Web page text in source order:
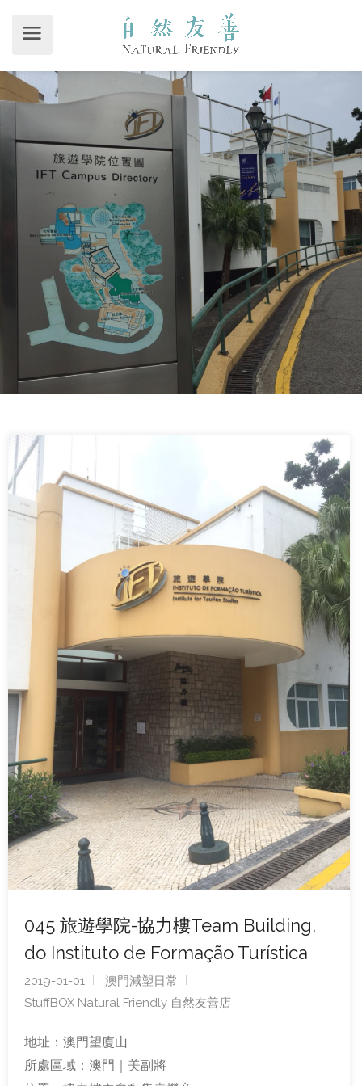
045 旅遊學院-協力樓Team Building,
do Instituto de Formação Turística
2019-01-01
澳門減塑日常
StuffBOX Natural Friendly 自然友善店
地址：澳門望廈山
所處區域：澳門｜美副將